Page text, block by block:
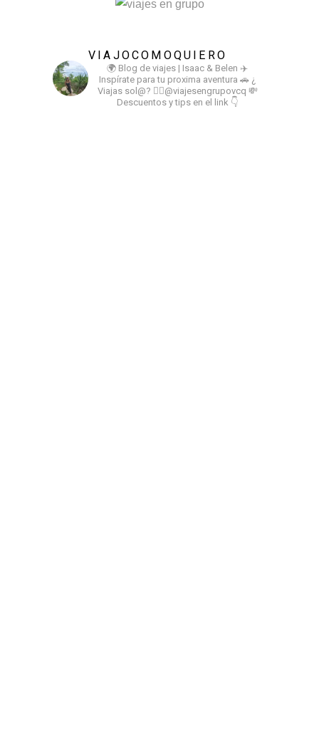
VIAJOCOMOQUIERO
🌍 Blog de viajes | Isaac & Belen ✈️
Inspírate para tu proxima aventura 🚗 ¿
Viajas sol@? 👉🏻@viajesengrupovcq 💸
Descuentos y tips en el link 👇